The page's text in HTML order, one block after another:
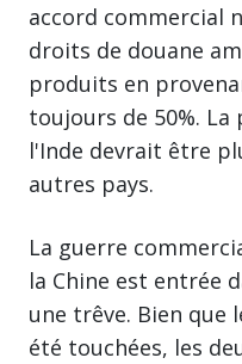
accord commercial
droits de douane
produits en
toujours de 50%.
l'Inde devrait être
autres pays.
La guerre
la Chine est entrée
une trêve. Bien que
été touchées, les